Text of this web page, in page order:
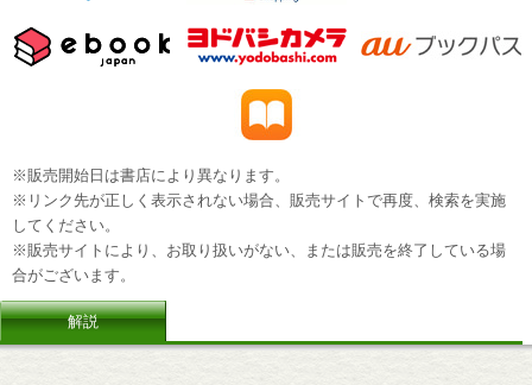
※販売開始日は書店により異なります。
※リンク先が正しく表示されない場合、販売サイトで再度、検索を実施
してください。
※販売サイトにより、お取り扱いがない、または販売を終了している場
合がございます。
解説